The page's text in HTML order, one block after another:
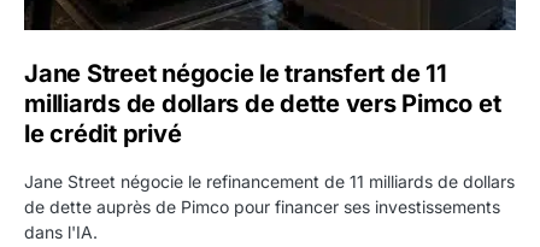
Jane Street négocie le transfert de 11
milliards de dollars de dette vers Pimco et
le crédit privé
Jane Street négocie le refinancement de 11 milliards de dollars
de dette auprès de Pimco pour financer ses investissements
dans l'IA.